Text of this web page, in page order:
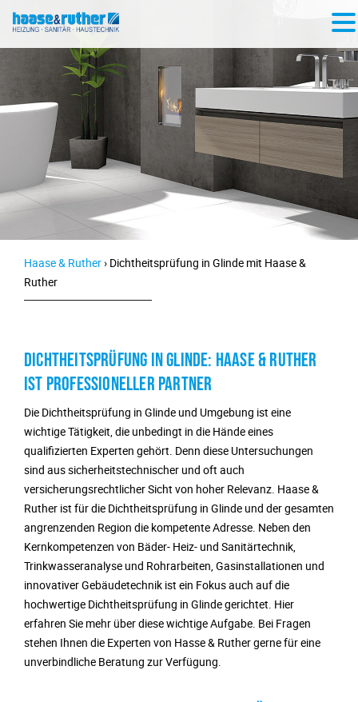
Haase & Ruther› Dichtheitsprüfung in Glinde mit Haase &
Ruther
DICHTHEITSPRÜFUNG IN GLINDE: HAASE & RUTHER
IST PROFESSIONELLER PARTNER
Die Dichtheitsprüfung in Glinde und Umgebung ist eine
wichtige Tätigkeit, die unbedingt in die Hände eines
qualifizierten Experten gehört. Denn diese Untersuchungen
sind aus sicherheitstechnischer und oft auch
versicherungsrechtlicher Sicht von hoher Relevanz. Haase &
Ruther ist für die Dichtheitsprüfung in Glinde und der gesamten
angrenzenden Region die kompetente Adresse. Neben den
Kernkompetenzen von Bäder- Heiz- und Sanitärtechnik,
Trinkwasseranalyse und Rohrarbeiten, Gasinstallationen und
innovativer Gebäudetechnik ist ein Fokus auch auf die
hochwertige Dichtheitsprüfung in Glinde gerichtet. Hier
erfahren Sie mehr über diese wichtige Aufgabe. Bei Fragen
stehen Ihnen die Experten von Hasse & Ruther gerne für eine
unverbindliche Beratung zur Verfügung.